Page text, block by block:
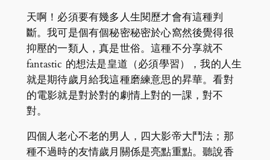
天啊！必須要有幾多人生閱歷才會有這種判
斷。我可是個有個秘密秘密於心窩然後覺得很
抑壓的一類人，真是世俗。這種不分享就不
fantastic 的想法是皇道（必須學習），我的人生
就是期待歲月給我這種磨練意思的昇華。看對
的電影就是對於對的劇情上對的一課，對不
對。
四個人老心不老的男人，四大影帝大鬥法；那
種不過時的友情歲月關係是亮點重點。聽說香